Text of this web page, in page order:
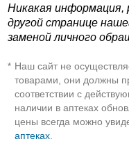
Никакая информация,
другой странице
заменой личного
* Наш сайт не
товарами, они должны
соответствии с
наличии в аптеках
цены всегда можно
аптеках